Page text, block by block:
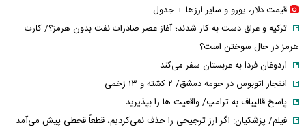
قیمت دلار، یورو و سایر ارز‌ها + جدول
ترکیه و عراق دست به کار شدند؛ آغاز عصر صادرات نفت بدون هرمز؟/ کارت
هرمز در حال سوختن است؟
اردوغان فردا به عربستان سفر می‌کند
انفجار اتوبوس در حومه دمشق/ ۲ کشته و ۱۳ زخمی
پاسخ قالیباف به ترامپ/ واقعیت ها را بپذیرید
فیلم/ پزشکیان: اگر ارز ترجیحی را حذف نمی‌کردیم، قطعاً قحطی پیش می‌آمد